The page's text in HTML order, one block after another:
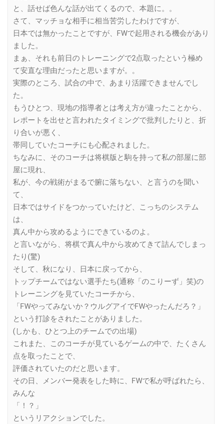
と、話せば色んな話が出てくるので、本題に。。
さて、マッチョな相手に相当苦労したわけですが、
日本では無かったことですが、FWで起用される機会があり
ました。
まぁ、それも前日のトレーニングで2点取ったという極め
て安直な理由だったと思いますが。。
実際のところ、試合の中で、あまり活躍できませんでし
た。
もうひとつ、現地の指導者とは考え方が違ったことから、
レポートを出せと言われたタイミングで批判したりと、折
り合いが悪く、
帯同していたコーチにも心配されました。
ちなみに、そのコーチは将棋版と駒を持って私の部屋に部
屋に現れ、
私が、今の戦術がまるで腑に落ちない、と言うのを聞い
て、
日本ではサイドをつかっていたけど、こっちのシステム
は、
真ん中から攻めるようにできているのよ。
と言いながら、将棋で真ん中から攻めてきて詰んでしまっ
たり(驚)
そして、秋になり、日本に戻ってから、
トップチームではない選手たち(通称「のこりーず」笑)の
トレーニングを見ていたコーチから、
「FWやってみないか？ウルグアイでFWやったんだろ？」
という打診をされたことがありました。
(しかも、ひとつ上のチームでの出場)
これまた、このコーチが見ているゲームの中で、たくさん
点を取ったことで、
評価されていたのだと思います。
その日、メンバー発表をした時に、FWで私が呼ばれたら、
みんな
「！？」
というリアクションでした。